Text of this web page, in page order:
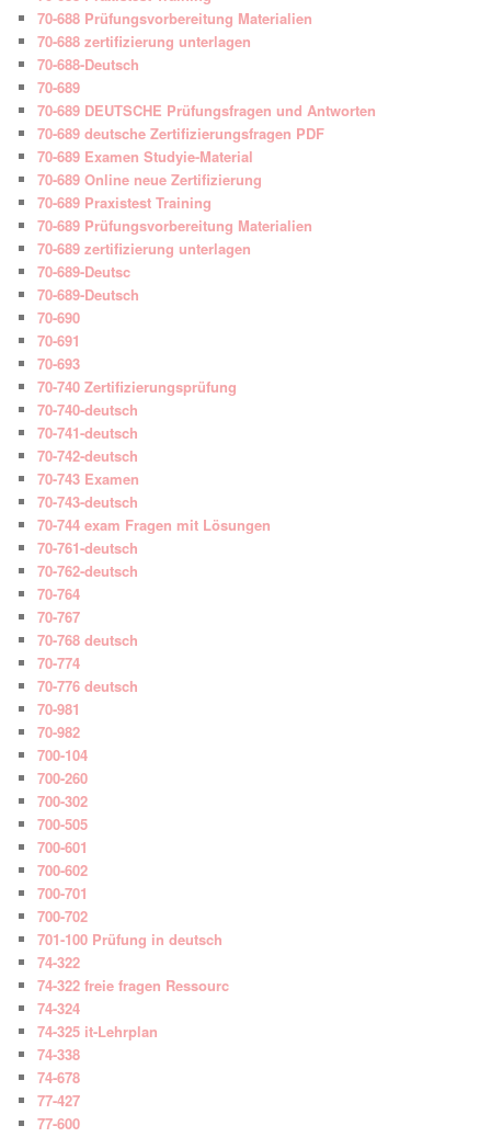
70-688 Prüfungsvorbereitung Materialien
70-688 zertifizierung unterlagen
70-688-Deutsch
70-689
70-689 DEUTSCHE Prüfungsfragen und Antworten
70-689 deutsche Zertifizierungsfragen PDF
70-689 Examen Studyie-Material
70-689 Online neue Zertifizierung
70-689 Praxistest Training
70-689 Prüfungsvorbereitung Materialien
70-689 zertifizierung unterlagen
70-689-Deutsc
70-689-Deutsch
70-690
70-691
70-693
70-740 Zertifizierungsprüfung
70-740-deutsch
70-741-deutsch
70-742-deutsch
70-743 Examen
70-743-deutsch
70-744 exam Fragen mit Lösungen
70-761-deutsch
70-762-deutsch
70-764
70-767
70-768 deutsch
70-774
70-776 deutsch
70-981
70-982
700-104
700-260
700-302
700-505
700-601
700-602
700-701
700-702
701-100 Prüfung in deutsch
74-322
74-322 freie fragen Ressourc
74-324
74-325 it-Lehrplan
74-338
74-678
77-427
77-600